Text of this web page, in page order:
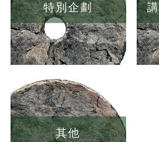
特別企劃
其他